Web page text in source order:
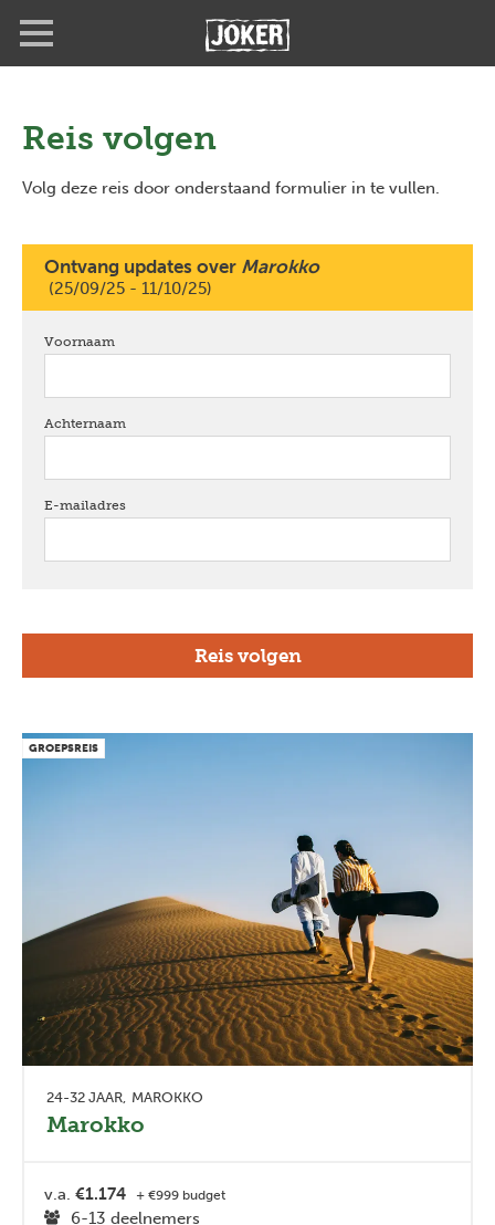
gaanReis volgen
Volg deze reis door onderstaand formulier in te vullen.
Ontvang updates over Marokko
(25/09/25 - 11/10/25)
Voornaam
Achternaam
E-mailadres
GROEPSREIS
24-32 JAAR MAROKKO
Marokko
v.a. €1.174 + €999 budget
6-13 deelnemers